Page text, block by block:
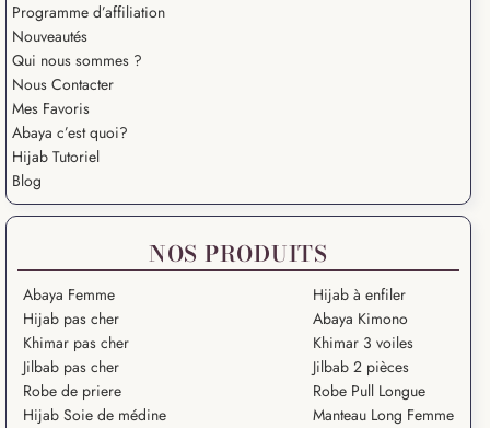
Programme d’affiliation
Nouveautés
Qui nous sommes ?
Nous Contacter
Mes Favoris
Abaya c’est quoi?
Hijab Tutoriel
Blog
NOS PRODUITS
Abaya Femme
Hijab pas cher
Khimar pas cher
Jilbab pas cher
Robe de priere
Hijab Soie de médine
Hijab à enfiler
Abaya Kimono
Khimar 3 voiles
Jilbab 2 pièces
Robe Pull Longue
Manteau Long Femme